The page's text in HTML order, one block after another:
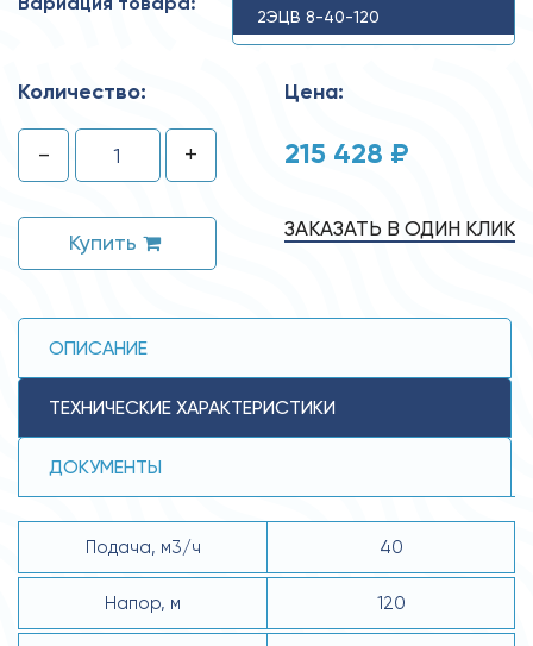
2ЭЦВ 8-40-120
Количество:
- +
Купить
Цена:
215 428 ₽
ЗАКАЗАТЬ В ОДИН КЛИК
ОПИСАНИЕ
ТЕХНИЧЕСКИЕ ХАРАКТЕРИСТИКИ
ДОКУМЕНТЫ
Подача, м3/ч 40
Напор, м 120